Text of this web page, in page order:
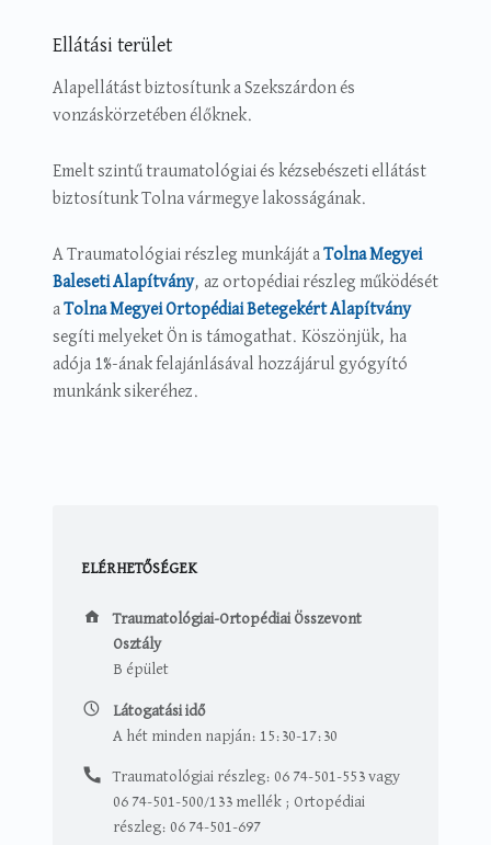
Ellátási terület
Alapellátást biztosítunk a Szekszárdon és
vonzáskörzetében élőknek.
Emelt szintű traumatológiai és kézsebészeti ellátást
biztosítunk Tolna vármegye lakosságának.
A Traumatológiai részleg munkáját aTolna Megyei
Baleseti Alapítvány, az ortopédiai részleg működését
aTolna Megyei Ortopédiai Betegekért Alapítvány
segíti melyeket Ön is támogathat. Köszönjük, ha
adója 1%-ának felajánlásával hozzájárul gyógyító
munkánk sikeréhez.
ELÉRHETŐSÉGEK
Traumatológiai-Ortopédiai Összevont Osztály
Traumatológiai-Ortopédiai Összevont
Osztály
B épület
Látogatási idő
A hét minden napján: 15:30-17:30
Traumatológiai részleg: 06 74-501-553 vagy
06 74-501-500/133 mellék ; Ortopédiai
részleg: 06 74-501-697